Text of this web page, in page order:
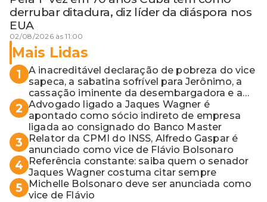
derrubar ditadura, diz líder da diáspora nos
EUA
02/08/2026 às 11:00
Mais Lidas
1
A inacreditável declaração de pobreza do vice
sapeca, a sabatina sofrível para Jerônimo, a
cassação iminente da desembargadora e a
vaga do Quinto para o MP baiano
2 Advogado ligado a Jaques Wagner é
apontado como sócio indireto de empresa
ligada ao consignado do Banco Master
3
Relator da CPMI do INSS, Alfredo Gaspar é
anunciado como vice de Flávio Bolsonaro
4
Referência constante: saiba quem o senador
Jaques Wagner costuma citar sempre
5
Michelle Bolsonaro deve ser anunciada como
vice de Flávio